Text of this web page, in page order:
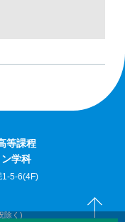
等課程
学科
5-6(4F)
除く)